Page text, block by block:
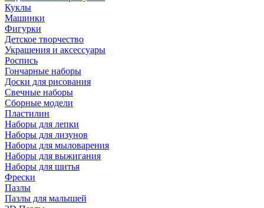
Куклы
Машинки
Фигурки
Детское творчество
Украшения и аксессуары
Роспись
Гончарные наборы
Доски для рисования
Свечные наборы
Сборные модели
Пластилин
Наборы для лепки
Наборы для лизунов
Наборы для мыловарения
Наборы для выжигания
Наборы для шитья
Фрески
Пазлы
Пазлы для малышей